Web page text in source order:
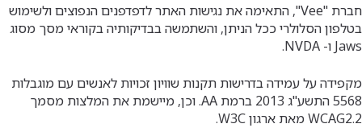
חברת "Vee", התאימה את נגישות האתר לדפדפנים הנפוצים ולשימוש
בטלפון הסלולרי ככל הניתן, והשתמשה בבדיקותיה בקוראי מסך מסוג
Jaws ו- NVDA.
מקפידה על עמידה בדרישות תקנות שוויון זכויות לאנשים עם מוגבלות
5568 התשע"ג 2013 ברמת AA. וכן, מיישמת את המלצות מסמך
WCAG2.2 מאת ארגון W3C.